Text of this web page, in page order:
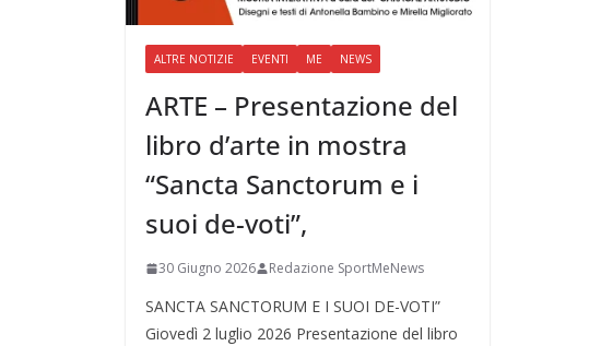
ALTRE NOTIZIE EVENTI ME NEWS
ARTE – Presentazione del
libro d’arte in mostra
“Sancta Sanctorum e i
suoi de-voti”,
30 Giugno 2026 Redazione SportMeNews
SANCTA SANCTORUM E I SUOI DE-VOTI”
Giovedì 2 luglio 2026 Presentazione del libro